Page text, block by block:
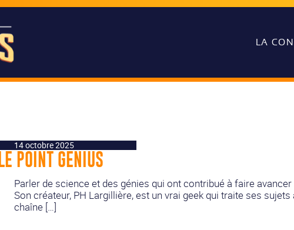
LA
14 octobre 2025
LE POINT GENIUS
Parler de science et des génies qui ont contribué à faire
Son créateur, PH Largillière, est un vrai geek qui traite ses
chaîne […]